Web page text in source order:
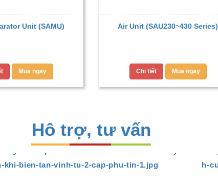
Unit (SAMU)
Mua ngay
Air Unit (SAU230~430 Series)
Chi tiết Mua ngay
Hô trợ, tư vấn